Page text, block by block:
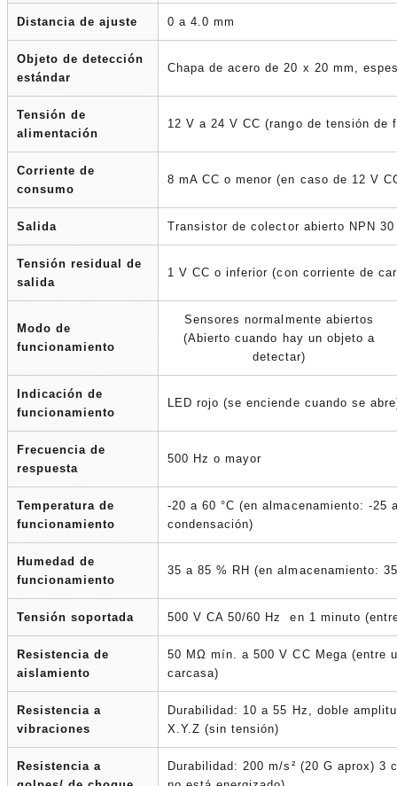
Distancia de ajuste 0 a 4.0 mm
Objeto de detección
estándar
Chapa de acero de 20 x 20 mm,
Tensión de
alimentación
12 V a 24 V CC (rango de tensión de
Corriente de
consumo
8 mA CC o menor (en caso de 12 V
Salida Transistor de colector abierto NPN
Tensión residual de
salida
1 V CC o inferior (con corriente de
Modo de
funcionamiento
Sensores normalmente abiertos
(Abierto cuando hay un objeto a
detectar)
Indicación de
funcionamiento
LED rojo (se enciende cuando se
Frecuencia de
respuesta
500 Hz o mayor
Temperatura de
funcionamiento
-20 a 60 °C (en almacenamiento: -25
condensación)
Humedad de
funcionamiento
35 a 85 % RH (en almacenamiento:
Tensión soportada 500 V CA 50/60 Hz en 1 minuto
Resistencia de
aislamiento
50 MΩ mín. a 500 V CC Mega (entre
carcasa)
Resistencia a
vibraciones
Durabilidad: 10 a 55 Hz, doble
X.Y.Z (sin tensión)
Resistencia a
Durabilidad: 200 m/s² (20 G aprox)